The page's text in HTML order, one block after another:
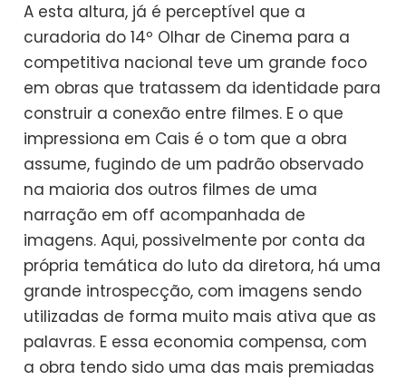
A esta altura, já é perceptível que a
curadoria do 14º Olhar de Cinema para a
competitiva nacional teve um grande foco
em obras que tratassem da identidade para
construir a conexão entre filmes. E o que
impressiona em Cais é o tom que a obra
assume, fugindo de um padrão observado
na maioria dos outros filmes de uma
narração em off acompanhada de
imagens. Aqui, possivelmente por conta da
própria temática do luto da diretora, há uma
grande introspecção, com imagens sendo
utilizadas de forma muito mais ativa que as
palavras. E essa economia compensa, com
a obra tendo sido uma das mais premiadas